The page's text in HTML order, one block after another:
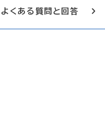
よくある質問と回答